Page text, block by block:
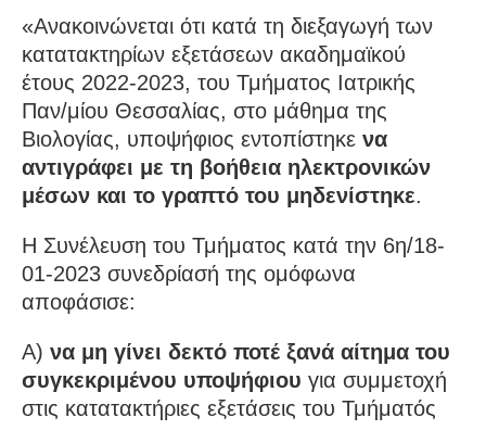
«Ανακοινώνεται ότι κατά τη διεξαγωγή των
κατατακτηρίων εξετάσεων ακαδημαϊκού
έτους 2022-2023, του Τμήματος Ιατρικής
Παν/μίου Θεσσαλίας, στο μάθημα της
Βιολογίας, υποψήφιος εντοπίστηκε να
αντιγράφει με τη βοήθεια ηλεκτρονικών
μέσων και το γραπτό του μηδενίστηκε.
Η Συνέλευση του Τμήματος κατά την 6η/18-
01-2023 συνεδρίασή της ομόφωνα
αποφάσισε:
Α) να μη γίνει δεκτό ποτέ ξανά αίτημα του
συγκεκριμένου υποψήφιου για συμμετοχή
στις κατατακτήριες εξετάσεις του Τμήματός